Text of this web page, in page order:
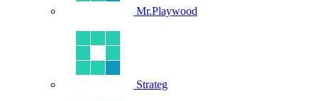
Mr.Playwood
Strateg